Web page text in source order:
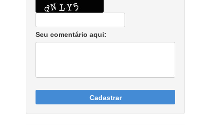
Seu comentário aqui:
Cadastrar